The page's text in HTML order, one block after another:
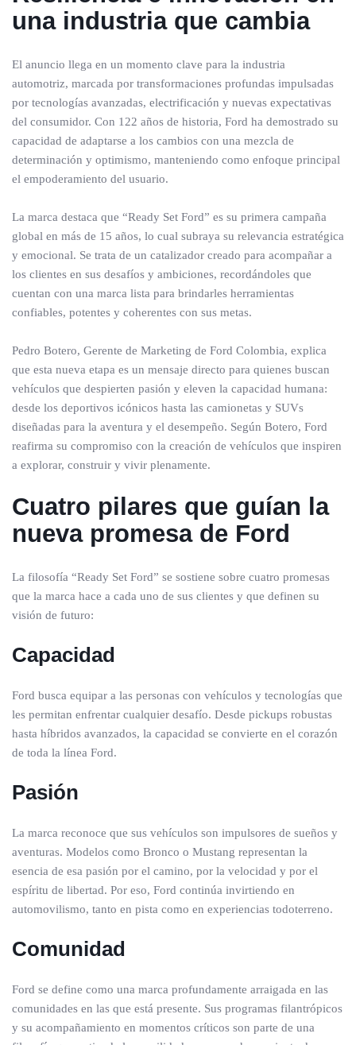
una industria que cambia
El anuncio llega en un momento clave para la industria
automotriz, marcada por transformaciones profundas impulsadas
por tecnologías avanzadas, electrificación y nuevas expectativas
del consumidor. Con 122 años de historia, Ford ha demostrado su
capacidad de adaptarse a los cambios con una mezcla de
determinación y optimismo, manteniendo como enfoque principal
el empoderamiento del usuario.
La marca destaca que “Ready Set Ford” es su primera campaña
global en más de 15 años, lo cual subraya su relevancia estratégica
y emocional. Se trata de un catalizador creado para acompañar a
los clientes en sus desafíos y ambiciones, recordándoles que
cuentan con una marca lista para brindarles herramientas
confiables, potentes y coherentes con sus metas.
Pedro Botero, Gerente de Marketing de Ford Colombia, explica
que esta nueva etapa es un mensaje directo para quienes buscan
vehículos que despierten pasión y eleven la capacidad humana:
desde los deportivos icónicos hasta las camionetas y SUVs
diseñadas para la aventura y el desempeño. Según Botero, Ford
reafirma su compromiso con la creación de vehículos que inspiren
a explorar, construir y vivir plenamente.
Cuatro pilares que guían la
nueva promesa de Ford
La filosofía “Ready Set Ford” se sostiene sobre cuatro promesas
que la marca hace a cada uno de sus clientes y que definen su
visión de futuro:
Capacidad
Ford busca equipar a las personas con vehículos y tecnologías que
les permitan enfrentar cualquier desafío. Desde pickups robustas
hasta híbridos avanzados, la capacidad se convierte en el corazón
de toda la línea Ford.
Pasión
La marca reconoce que sus vehículos son impulsores de sueños y
aventuras. Modelos como Bronco o Mustang representan la
esencia de esa pasión por el camino, por la velocidad y por el
espíritu de libertad. Por eso, Ford continúa invirtiendo en
automovilismo, tanto en pista como en experiencias todoterreno.
Comunidad
Ford se define como una marca profundamente arraigada en las
comunidades en las que está presente. Sus programas filantrópicos
y su acompañamiento en momentos críticos son parte de una